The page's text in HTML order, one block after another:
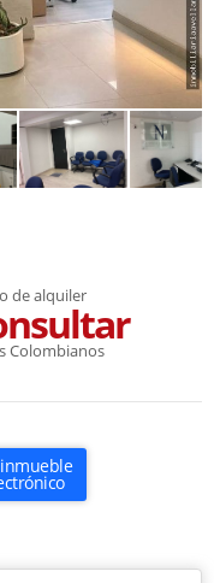
de alquiler
Colombianos